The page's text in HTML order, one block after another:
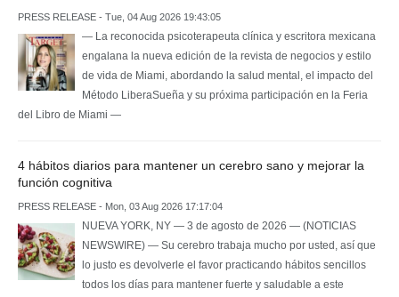
PRESS RELEASE - Tue, 04 Aug 2026 19:43:05
— La reconocida psicoterapeuta clínica y escritora mexicana
engalana la nueva edición de la revista de negocios y estilo
de vida de Miami, abordando la salud mental, el impacto del
Método LiberaSueña y su próxima participación en la Feria
del Libro de Miami —
4 hábitos diarios para mantener un cerebro sano y mejorar la
función cognitiva
PRESS RELEASE - Mon, 03 Aug 2026 17:17:04
NUEVA YORK, NY — 3 de agosto de 2026 — (NOTICIAS
NEWSWIRE) — Su cerebro trabaja mucho por usted, así que
lo justo es devolverle el favor practicando hábitos sencillos
todos los días para mantener fuerte y saludable a este